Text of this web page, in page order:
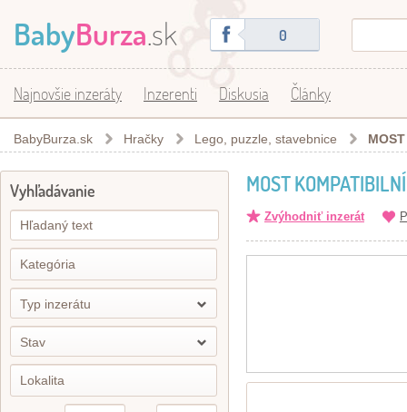
BabyBurza.sk 0
Najnovšie inzeráty Inzerenti Diskusia Články
BabyBurza.sk Hračky Lego, puzzle, stavebnice
Vyhľadávanie
Typ inzerátu
Stav
MOST
Zvýhodniť inzerát